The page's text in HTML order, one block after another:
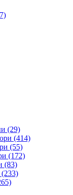
(29)
(414)
(55)
(172)
(83)
(233)